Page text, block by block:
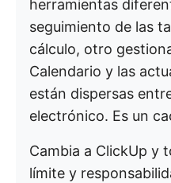
herramientas
seguimiento de las
cálculo, otro
Calendario y las
están dispersas
electrónico. Es un
Cambia a ClickUp y
límite y